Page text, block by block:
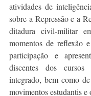
atividades de
sobre a Repressão e a
ditadura civil-militar
momentos de reflexão
participação e
discentes dos
integrado, bem como
movimentos estudantis